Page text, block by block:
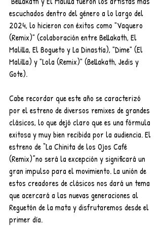
escuchados dentro del género a lo largo del
2024, lo hicieron con éxitos como "Vaquero
(Remix)" (colaboración entre Bellakath, El
Malilla, El Bogueto y La Dinastía), "Dime" (El
Malilla) y "Lola (Remix)" (Bellakath, Jedis y
Gote).
Cabe recordar que este año se caracterizó
por el estreno de diversos remixes de grandes
clásicos, lo que dejó claro que es una fórmula
exitosa y muy bien recibida por la audiencia. El
estreno de “La Chinita de los Ojos Café
(Remix)”no será la excepción y significará un
gran impulso para el movimiento. La unión de
estos creadores de clásicos nos dará un tema
que acercará a las nuevas generaciones al
Reguetón de la mata y disfrutaremos desde el
primer día.